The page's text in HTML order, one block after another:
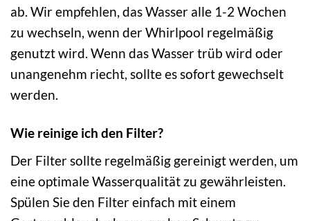
ab. Wir empfehlen, das Wasser alle 1-2 Wochen
zu wechseln, wenn der Whirlpool regelmäßig
genutzt wird. Wenn das Wasser trüb wird oder
unangenehm riecht, sollte es sofort gewechselt
werden.
Wie reinige ich den Filter?
Der Filter sollte regelmäßig gereinigt werden, um
eine optimale Wasserqualität zu gewährleisten.
Spülen Sie den Filter einfach mit einem